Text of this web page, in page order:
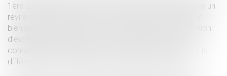
1ère chambre civile 20 avril 2022 n° 20-22.866) a opéré un
revirement de jurisprudence en qualifiant la prescription
biennale de l’article L 218-2 du code de la consommation
d’exception inhérente à la dette, exception qui est en
conséquence opposable au créancier par la caution à la
différence d’une exception personnelle au débiteur.